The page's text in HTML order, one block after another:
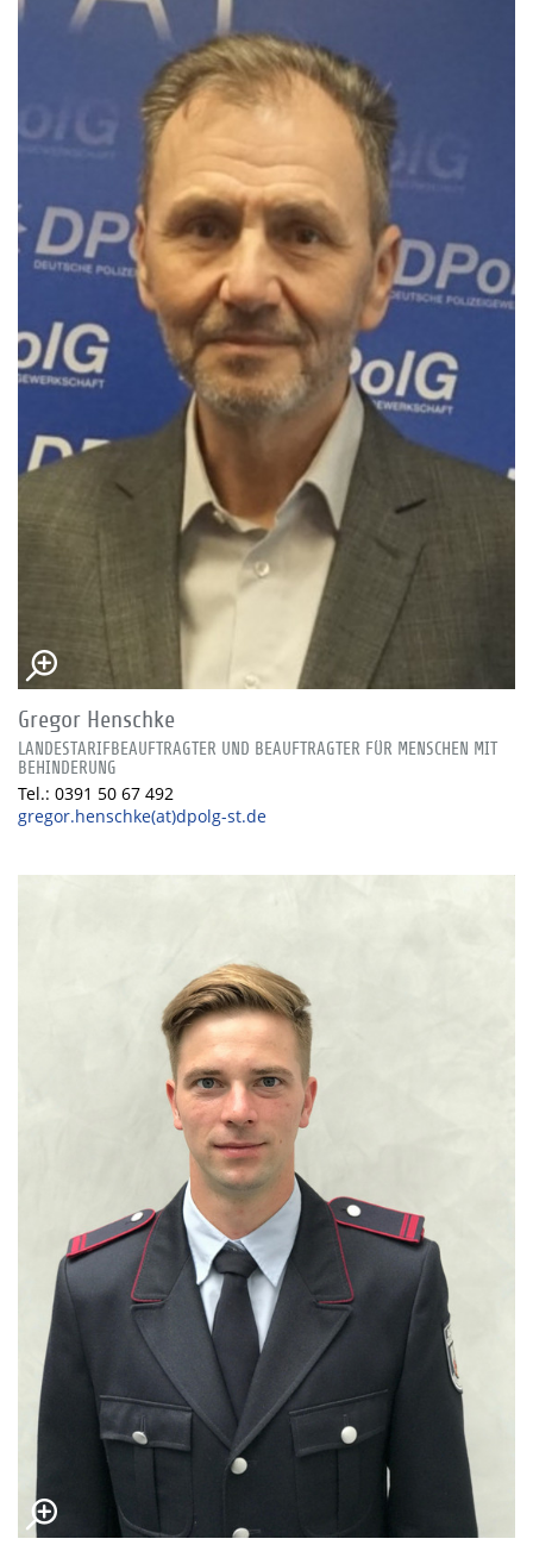
Gregor Henschke
LANDESTARIFBEAUFTRAGTER UND BEAUFTRAGTER FÜR MENSCHEN MIT
BEHINDERUNG
Tel.: 0391 50 67 492
gregor.henschke(at)dpolg-st.de